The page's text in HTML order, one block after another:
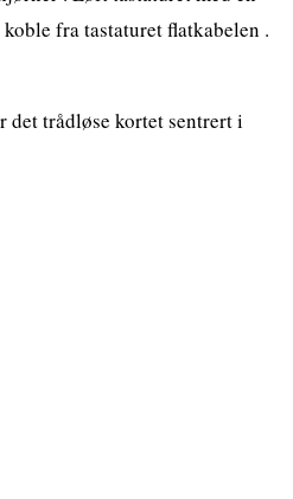
fra tastaturet flatkabelen .
det trådløse kortet sentrert i